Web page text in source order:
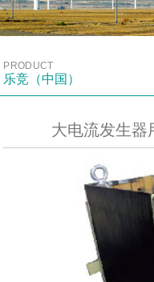
PRODUCT
乐竞（中国）
大电流发生器